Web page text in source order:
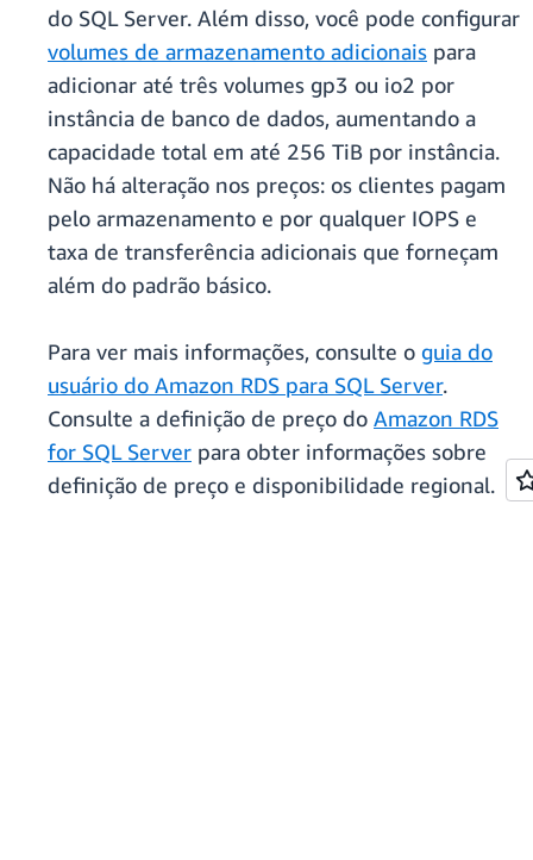
do SQL Server. Além disso, você pode configurar
volumes de armazenamento adicionais para
adicionar até três volumes gp3 ou io2 por
instância de banco de dados, aumentando a
capacidade total em até 256 TiB por instância.
Não há alteração nos preços: os clientes pagam
pelo armazenamento e por qualquer IOPS e
taxa de transferência adicionais que forneçam
além do padrão básico.
Para ver mais informações, consulte o guia do
usuário do Amazon RDS para SQL Server.
Consulte a definição de preço do Amazon RDS
for SQL Server para obter informações sobre
definição de preço e disponibilidade regional.